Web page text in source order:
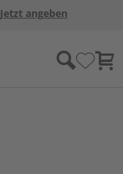
Jetzt angeben